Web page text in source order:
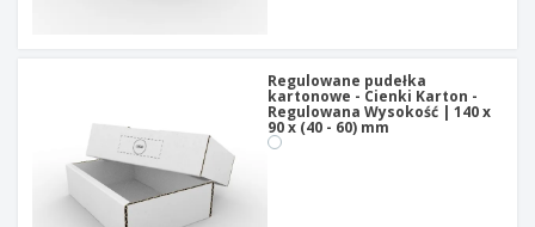
Regulowane pudełka
kartonowe - Cienki Karton -
Regulowana Wysokość | 140 x
90 x (40 - 60) mm